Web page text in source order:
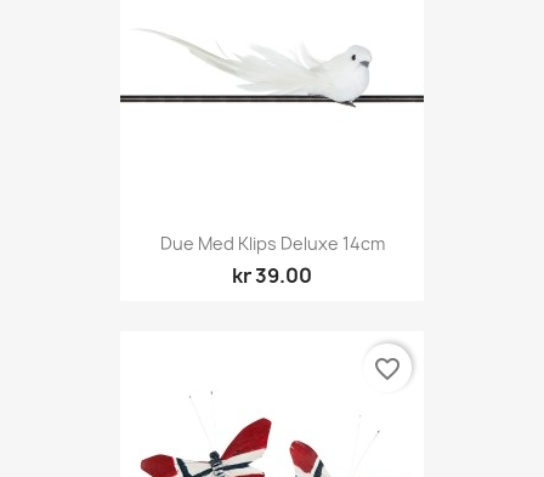
Due Med Klips Deluxe 14cm
kr 39.00
favorite_border